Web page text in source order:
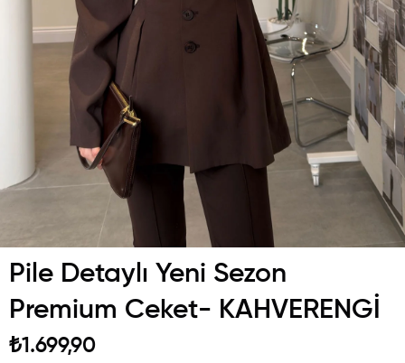
Pile Detaylı Yeni Sezon
Premium Ceket- KAHVERENGİ
₺1.699,90